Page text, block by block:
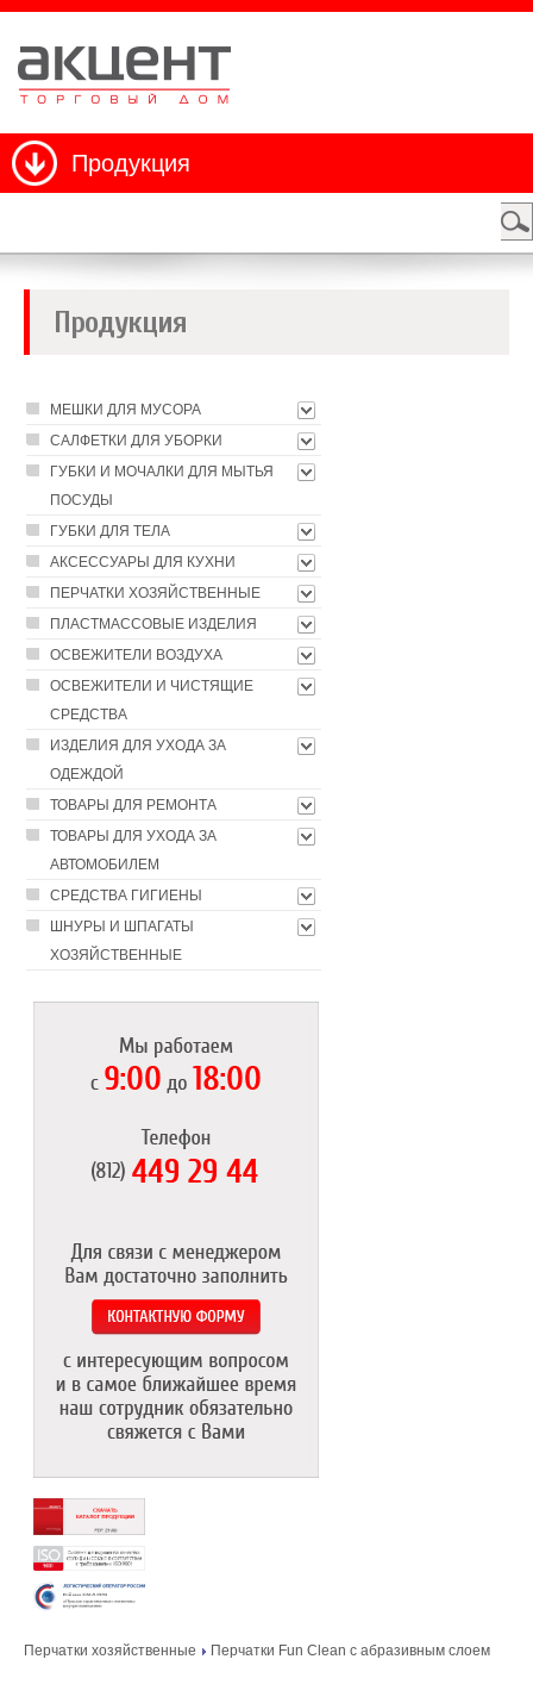
Продукция
Продукция
МЕШКИ ДЛЯ МУСОРА
САЛФЕТКИ ДЛЯ УБОРКИ
ГУБКИ И МОЧАЛКИ ДЛЯ МЫТЬЯ
ПОСУДЫ
ГУБКИ ДЛЯ ТЕЛА
АКСЕССУАРЫ ДЛЯ КУХНИ
ПЕРЧАТКИ ХОЗЯЙСТВЕННЫЕ
ПЛАСТМАССОВЫЕ ИЗДЕЛИЯ
ОСВЕЖИТЕЛИ ВОЗДУХА
ОСВЕЖИТЕЛИ И ЧИСТЯЩИЕ
СРЕДСТВА
ИЗДЕЛИЯ ДЛЯ УХОДА ЗА
ОДЕЖДОЙ
ТОВАРЫ ДЛЯ РЕМОНТА
ТОВАРЫ ДЛЯ УХОДА ЗА
АВТОМОБИЛЕМ
СРЕДСТВА ГИГИЕНЫ
ШНУРЫ И ШПАГАТЫ
ХОЗЯЙСТВЕННЫЕ
Перчатки хозяйственные Перчатки Fun Clean с абразивным слоем